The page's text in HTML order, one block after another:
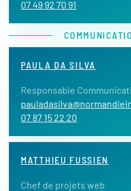
07 49 92 70 91
PAULA DA SILVA
Responsable
07 87 15 22 20
MATTHIEU FUSSIEN
Chef de projets web